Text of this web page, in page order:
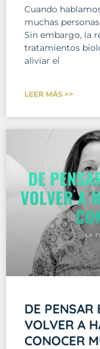
Cuando
muchas
Sin embargo, la
tratamientos
aliviar el
LEER MÁS >>
DE PENSAR
VOLVER A
CONOCER